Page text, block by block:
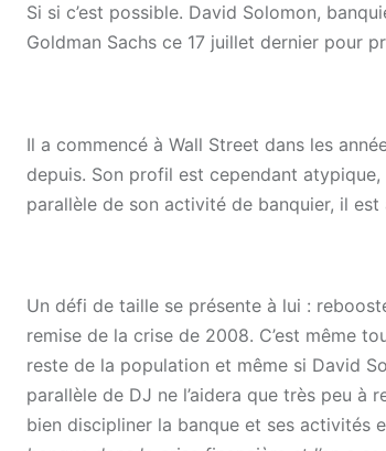
Si si c’est possible. David Solomon,
Goldman Sachs ce 17 juillet dernier pour
Il a commencé à Wall Street dans les
depuis. Son profil est cependant
parallèle de son activité de banquier, il
Un défi de taille se présente à lui :
remise de la crise de 2008. C’est même
reste de la population et même si David
parallèle de DJ ne l’aidera que très peu à
bien discipliner la banque et ses activités